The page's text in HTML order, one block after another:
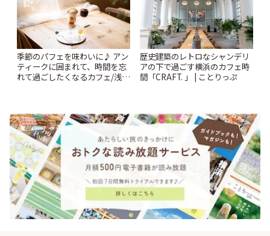
季節のパフェを味わいに♪ アン
ティークに囲まれて、時間を忘
れて過ごしたくなるカフェ/浅草
歴史建築のレトロなシャンデリ
アの下で過ごす横浜のカフェ時
間「CRAFT. 」 | ことりっぷ